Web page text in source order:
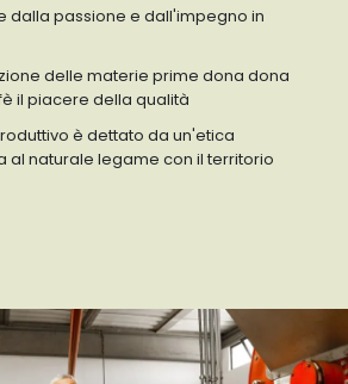
dalla passione e dall'impegno in
delle materie prime dona dona
il piacere della qualità
è dettato da un'etica
al naturale legame con il territorio